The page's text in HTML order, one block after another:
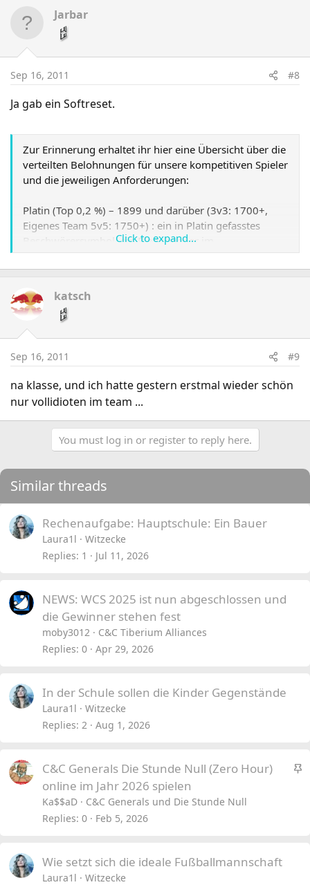
Jarbar
Sep 16, 2011 #8
Ja gab ein Softreset.
Zur Erinnerung erhaltet ihr hier eine Übersicht über die
verteilten Belohnungen für unsere kompetitiven Spieler
und die jeweiligen Anforderungen:
Platin (Top 0,2 %) – 1899 und darüber (3v3: 1700+,
Eigenes Team 5v5: 1750+) : ein in Platin gefasstes
Beschwörersymbol, ein Platinbanner im
Beschwörerprofil, ein Platinabzeichen in den Foren und
eine besondere Skin für Jarvan IV
1699, Eigenes Team 5v5: 1500-1749) : ein in Gold
gefasstes Beschwörersymbol, ein Goldbanner im
Beschwörerprofil, ein Goldabzeichen in den Foren und
Silber (Top 10 %) – Zwischen 1399 und 1518 (3v3:
1410-1489, Eigenes Team 5v5: 1400-1499) : ein in
Silber gefasstes Beschwörersymbol und ein
Silberbanner im Beschwörerprofil
Bronze (Top 25 %) – Zwischen 1249 und 1398 (3v3:
1249-1399, Eigenes Team 5v5: 1249-1399): ein
Bronzebanner im Beschwörerprofil
Click to expand...
katsch
Sep 16, 2011 #9
na klasse, und ich hatte gestern erstmal wieder schön
nur vollidioten im team ...
You must log in or register to reply here.
Similar threads
Rechenaufgabe: Hauptschule: Ein Bauer
Laura1l
Witzecke
Replies 1 Jul 11, 2026
NEWS: WCS 2025 ist nun abgeschlossen und
die Gewinner stehen fest
moby3012
C&C Tiberium Alliances
Replies 0 Apr 29, 2026
In der Schule sollen die Kinder Gegenstände
Laura1l
Witzecke
Replies 2 Aug 1, 2026
S
C&C Generals Die Stunde Null (Zero Hour)
online im Jahr 2026 spielen
Ka$$aD
C&C Generals und Die Stunde Null
Replies 0 Feb 5, 2026
Wie setzt sich die ideale Fußballmannschaft
Laura1l
Witzecke